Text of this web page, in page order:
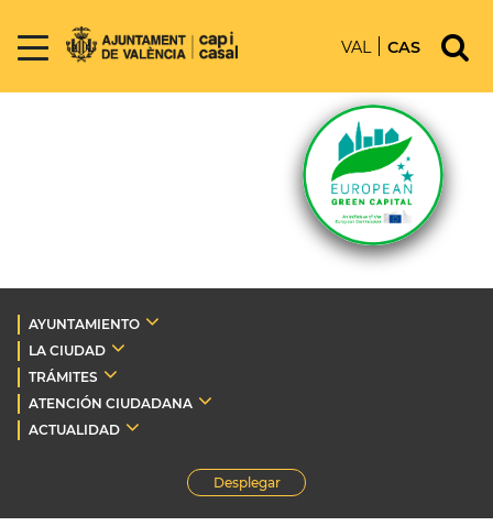
VAL CAS
AYUNTAMIENTO
LA CIUDAD
TRÁMITES
ATENCIÓN CIUDADANA
ACTUALIDAD
Desplegar